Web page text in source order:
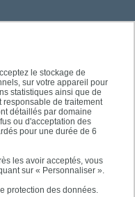
le stockage de
sur votre appareil pour
statistiques ainsi que de
responsable de traitement
détaillés par domaine
ou d'acceptation des
pour une durée de 6
les avoir acceptés, vous
sur « Personnaliser ».
protection des données.